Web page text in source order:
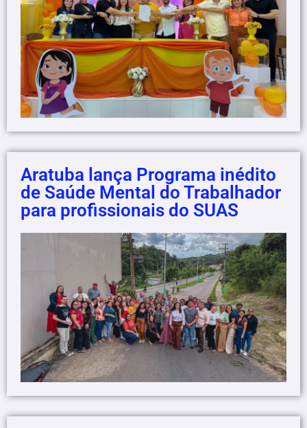
Aratuba lança Programa inédito
de Saúde Mental do Trabalhador
para profissionais do SUAS